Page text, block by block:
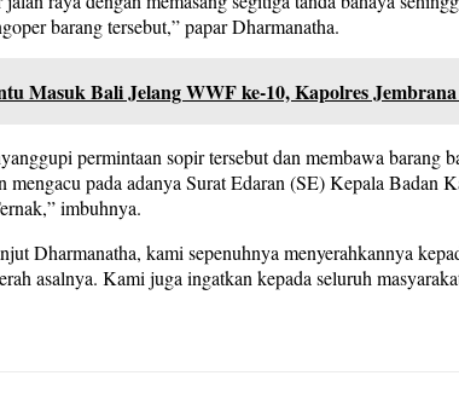
barang tersebut,” papar Dharmanatha.
Masuk Bali Jelang WWF ke-10, Kapolres
permintaan sopir tersebut dan membawa
mengacu pada adanya Surat Edaran (SE) Kepala
imbuhnya.
Dharmanatha, kami sepenuhnya menyerahkannya
asalnya. Kami juga ingatkan kepada seluruh